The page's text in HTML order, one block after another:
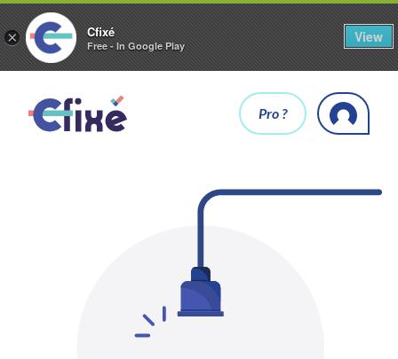
× Cfixé
Free - In Google Play
View
Pro ?